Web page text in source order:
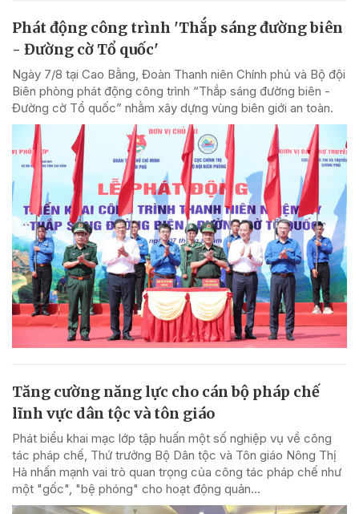
Phát động công trình 'Thắp sáng đường biên
- Đường cờ Tổ quốc'
Ngày 7/8 tại Cao Bằng, Đoàn Thanh niên Chính phủ và Bộ đội
Biên phòng phát động công trình “Thắp sáng đường biên -
Đường cờ Tổ quốc” nhằm xây dựng vùng biên giới an toàn.
Tăng cường năng lực cho cán bộ pháp chế
lĩnh vực dân tộc và tôn giáo
Phát biểu khai mạc lớp tập huấn một số nghiệp vụ về công
tác pháp chế, Thứ trưởng Bộ Dân tộc và Tôn giáo Nông Thị
Hà nhấn mạnh vai trò quan trọng của công tác pháp chế như
một "gốc", "bệ phóng" cho hoạt động quản...